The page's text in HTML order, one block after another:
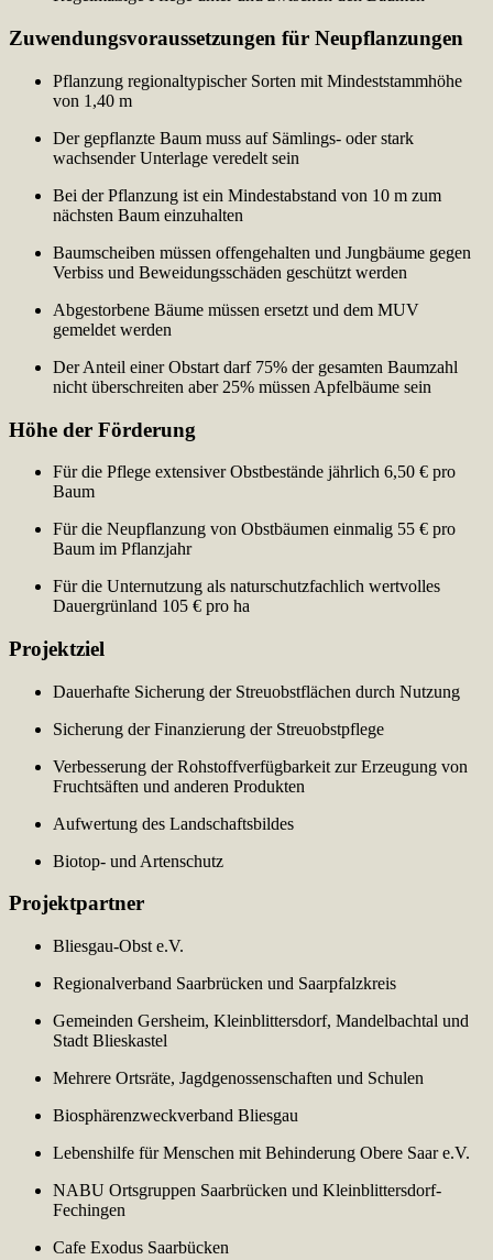
Zuwendungsvoraussetzungen für Neupflanzungen
Pflanzung regionaltypischer Sorten mit Mindeststammhöhe
von 1,40 m
Der gepflanzte Baum muss auf Sämlings- oder stark
wachsender Unterlage veredelt sein
Bei der Pflanzung ist ein Mindestabstand von 10 m zum
nächsten Baum einzuhalten
Baumscheiben müssen offengehalten und Jungbäume gegen
Verbiss und Beweidungsschäden geschützt werden
Abgestorbene Bäume müssen ersetzt und dem MUV
gemeldet werden
Der Anteil einer Obstart darf 75% der gesamten Baumzahl
nicht überschreiten aber 25% müssen Apfelbäume sein
Höhe der Förderung
Für die Pflege extensiver Obstbestände jährlich 6,50 € pro
Baum
Für die Neupflanzung von Obstbäumen einmalig 55 € pro
Baum im Pflanzjahr
Für die Unternutzung als naturschutzfachlich wertvolles
Dauergrünland 105 € pro ha
Projektziel
Dauerhafte Sicherung der Streuobstflächen durch Nutzung
Sicherung der Finanzierung der Streuobstpflege
Verbesserung der Rohstoffverfügbarkeit zur Erzeugung von
Fruchtsäften und anderen Produkten
Aufwertung des Landschaftsbildes
Biotop- und Artenschutz
Projektpartner
Bliesgau-Obst e.V.
Regionalverband Saarbrücken und Saarpfalzkreis
Gemeinden Gersheim, Kleinblittersdorf, Mandelbachtal und
Stadt Blieskastel
Mehrere Ortsräte, Jagdgenossenschaften und Schulen
Biosphärenzweckverband Bliesgau
Lebenshilfe für Menschen mit Behinderung Obere Saar e.V.
NABU Ortsgruppen Saarbrücken und Kleinblittersdorf-
Fechingen
Cafe Exodus Saarbücken